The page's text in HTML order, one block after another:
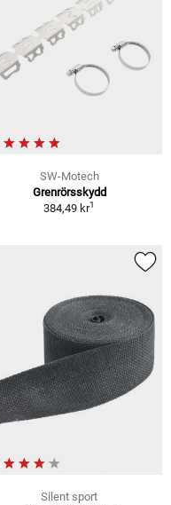
SW-Motech
Grenrörsskydd
384,49 kr1
Silent sport